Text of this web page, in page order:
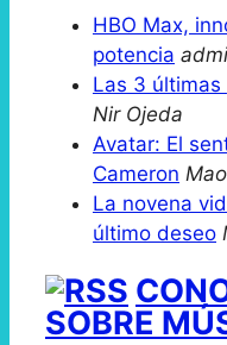
HBO Max,
potencia
Las 3 últimas
Nir Ojeda
Avatar: El
Cameron
La novena
último deseo
SOBRE